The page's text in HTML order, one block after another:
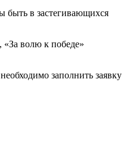
быть в застегивающихся
волю к победе»
заполнить заявку